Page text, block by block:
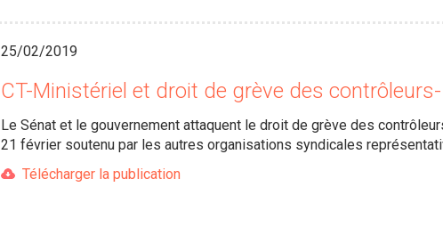
25/02/2019
CT-Ministériel et droit de grève des
Le Sénat et le gouvernement attaquent le droit de grève des
21 février soutenu par les autres organisations syndicales
Télécharger la publication